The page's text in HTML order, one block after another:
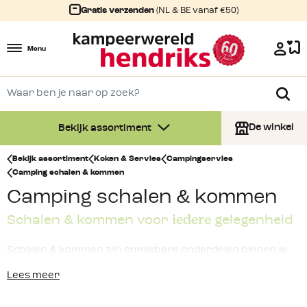
Gratis verzenden (NL & BE vanaf €50)
Menu
Bekijk assortiment De winkel
Bekijk assortiment Koken & Servies
Campingservies
Camping schalen & kommen
Camping schalen & kommen
Schalen & kommen voor iedere gelegenheid
Schalen & kommen zijn onmisbare onderdelen binnen je
Lees meer